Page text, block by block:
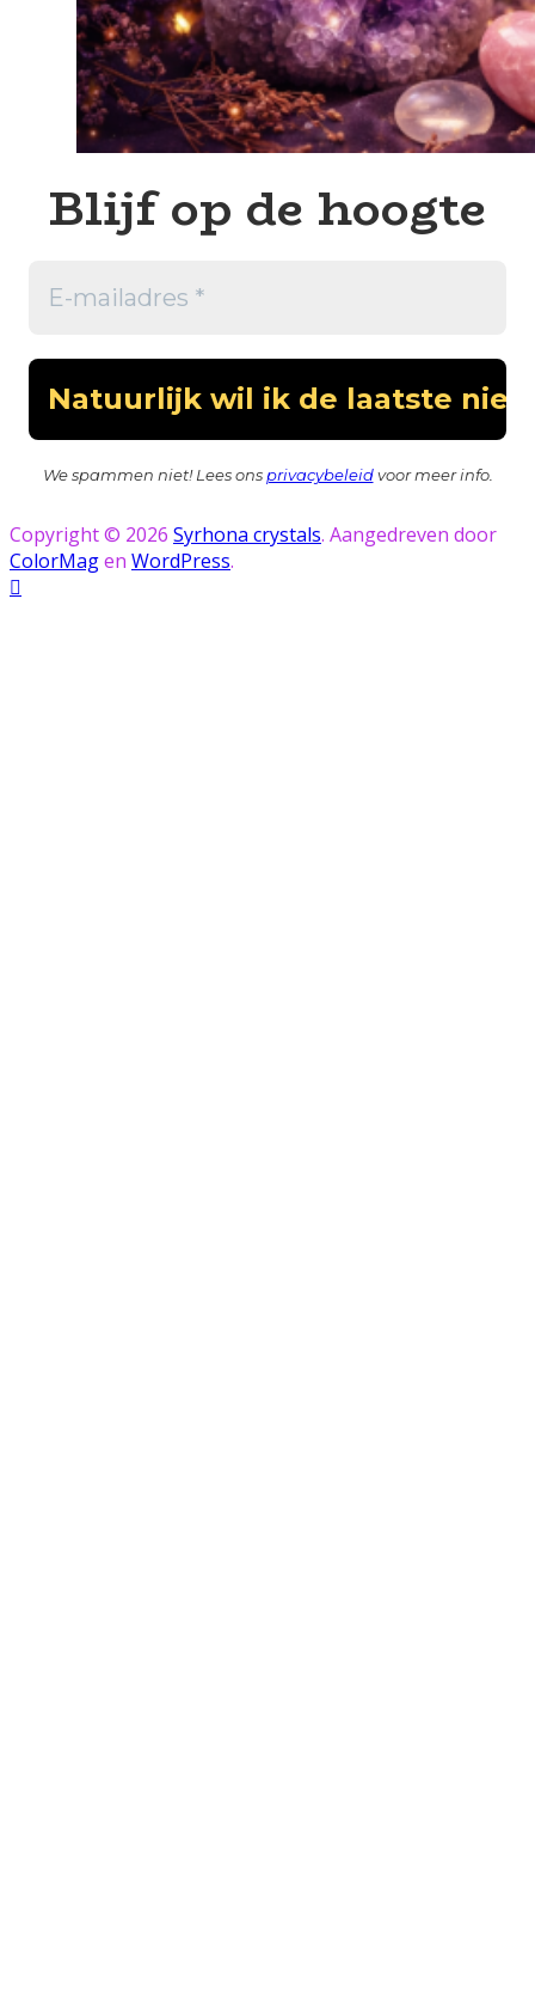
Blijf op de hoogte
We spammen niet! Lees onsprivacybeleidvoor meer info.
Copyright © 2026 Syrhona crystals. Aangedreven door
ColorMagen WordPress.